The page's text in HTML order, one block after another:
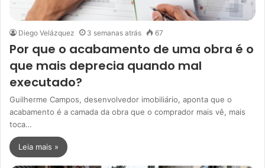
Diego Velázquez 3 semanas atrás 67
Por que o acabamento de uma obra é o
que mais deprecia quando mal
executado?
Guilherme Campos, desenvolvedor imobiliário, aponta que o
acabamento é a camada da obra que o comprador mais vê, mais
toca…
Leia mais »